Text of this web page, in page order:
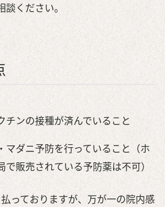
ください。
チンの接種が済んでいること
マダニ予防を行っていること（ホ
で販売されている予防薬は不可）
っておりますが、万が一の院内感